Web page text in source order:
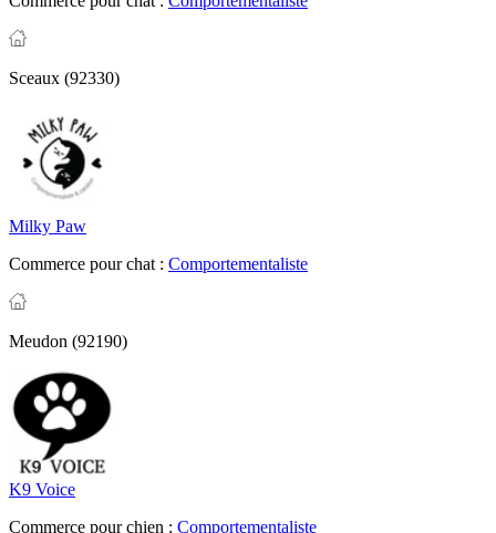
Sceaux (92330)
Milky Paw
Commerce pour chat : Comportementaliste
Meudon (92190)
K9 Voice
Commerce pour chien : Comportementaliste